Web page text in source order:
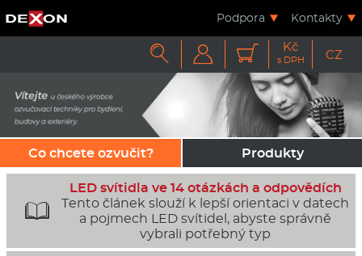
Podpora Kontakty
   Kč
s DPH CZ
Co chcete ozvučit? Produkty

LED svítidla ve 14 otázkách a odpovědích
Tento článek slouží k lepší orientaci v datech
a pojmech LED svítidel, abyste správně
vybrali potřebný typ